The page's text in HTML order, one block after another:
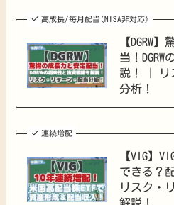
高成長/毎月配当(NISA非対応)
【DGRW
当！
説！ | リ
分析！
連続増配
【VIG】
できる？
リスク・